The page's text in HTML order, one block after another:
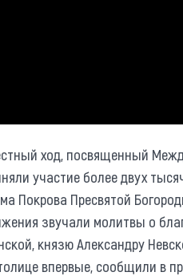
ход, посвященный
участие более двух
Покрова Пресвятой
звучали молитвы о
князю Александру
впервые, сообщили в